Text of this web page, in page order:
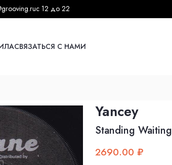
с 12 до 22
СВЯЗАТЬСЯ С НАМИ
Yancey
Standing Waiting
2690.00 ₽